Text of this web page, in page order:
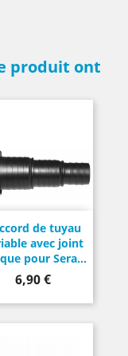
produit ont
de tuyau
avec joint
pour Sera...
Prix
6,90 €